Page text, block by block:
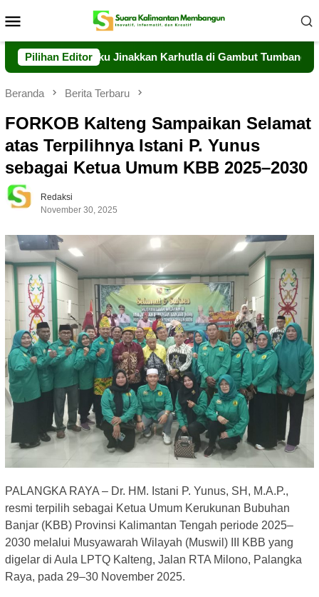
ke
Mobile
Pilihan Editor
Berjibaku Jinakkan Karhutla di Gambut Tumbang Nusa
Beranda Berita Terbaru
FORKOB Kalteng Sampaikan Selamat
atas Terpilihnya Istani P. Yunus
sebagai Ketua Umum KBB 2025–2030
Redaksi
November 30, 2025
PALANGKA RAYA – Dr. HM. Istani P. Yunus, SH, M.A.P.,
resmi terpilih sebagai Ketua Umum Kerukunan Bubuhan
Banjar (KBB) Provinsi Kalimantan Tengah periode 2025–
2030 melalui Musyawarah Wilayah (Muswil) III KBB yang
digelar di Aula LPTQ Kalteng, Jalan RTA Milono, Palangka
Raya, pada 29–30 November 2025.